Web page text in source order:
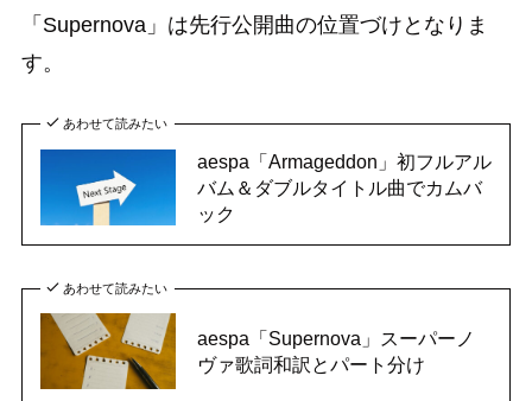
「Supernova」は先行公開曲の位置づけとなりま
す。
あわせて読みたい
aespa「Armageddon」初フルアル
バム＆ダブルタイトル曲でカムバ
ック
あわせて読みたい
aespa「Supernova」スーパーノ
ヴァ歌詞和訳とパート分け